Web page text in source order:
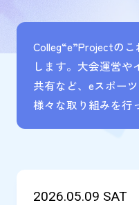
Colleg“e”Projectの
します。大会運営や
共有など、 eスポー
様々な取り組みを行
2026.05.09 SAT